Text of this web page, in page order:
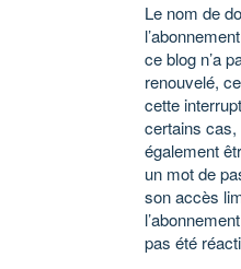
Le nom de
ce blog n’a
renouvelé,
cette
certains cas,
également
un mot de
son accès
pas été